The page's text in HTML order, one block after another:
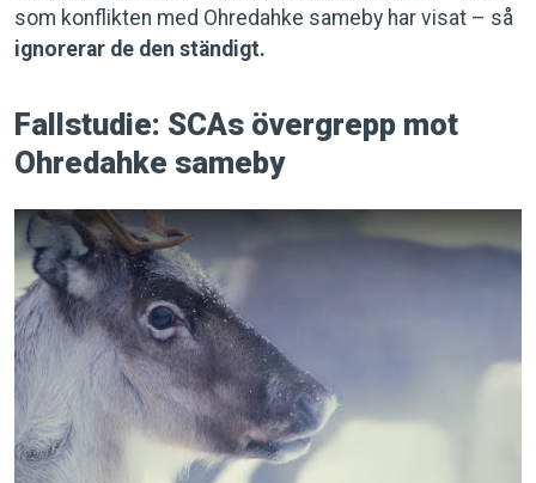
som konflikten med Ohredahke sameby har visat – så
ignorerar de den ständigt.
Fallstudie: SCAs övergrepp mot
Ohredahke sameby